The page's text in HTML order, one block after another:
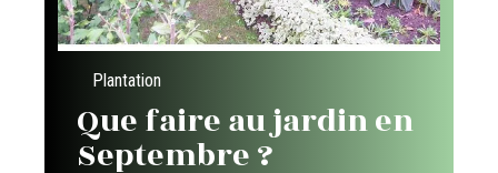
Plantation
Que faire au jardin en
Septembre ?